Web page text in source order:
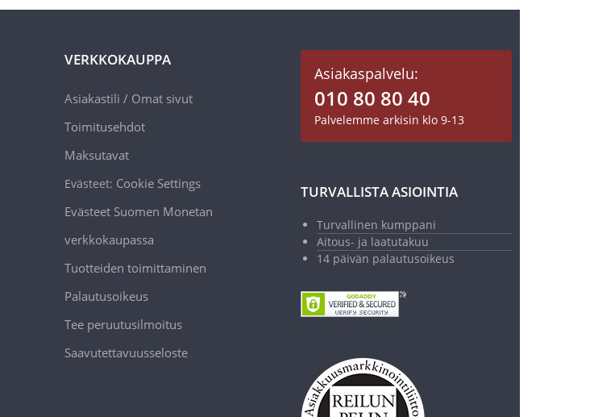
37,00 € 18,50 €
Normaalihinta 37,00 €
VERKKOKAUPPA
Asiakastili / Omat sivut
Toimitusehdot
Maksutavat
Evästeet: Cookie Settings
Evästeet Suomen Monetan
verkkokaupassa
Tuotteiden toimittaminen
Palautusoikeus
Tee peruutusilmoitus
Saavutettavuusseloste
Asiakaspalvelu:
010 80 80 40
Palvelemme arkisin klo 9-13
TURVALLISTA ASIOINTIA
Turvallinen kumppani
Aitous- ja laatutakuu
14 päivän palautusoikeus